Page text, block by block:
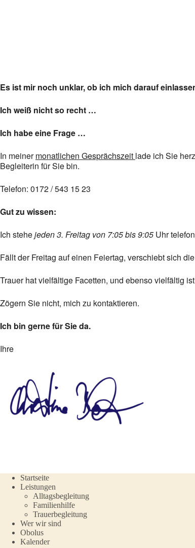
Es ist mir noch unklar, ob ich mich darauf
Ich weiß nicht so recht …
Ich habe eine Frage …
In meinermonatlichen Gesprächszeit lade ich Sie
Begleiterin für Sie bin.
Telefon: 0172 / 543 15 23
Gut zu wissen:
Ich stehejeden 3. Freitag von 7:05 bis 9:05Uhr
Fällt der Freitag auf einen Feiertag, verschiebt sich
Trauer hat vielfältige Facetten, und ebenso vielfältig
Zögern Sie nicht, mich zu kontaktieren.
Ich bin gerne für Sie da.
Ihre
Startseite
Leistungen
Alltagsbegleitung
Familienhilfe
Trauerbegleitung
Wer wir sind
Obolus
Kalender